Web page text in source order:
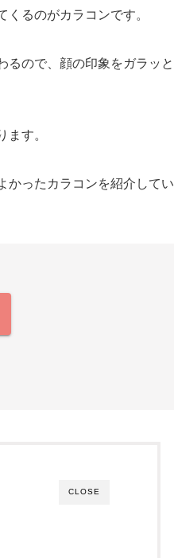
るのがカラコンです。
るので、顔の印象をガラッと
す。
かったカラコンを紹介してい
CLOSE